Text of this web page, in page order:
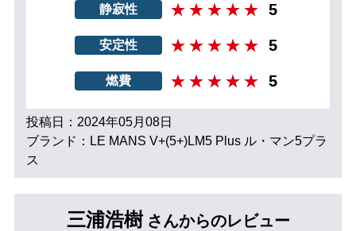
静寂性 5
安定性 5
燃費 5
投稿日：2024年05月08日
ブランド：LE MANS V+(5+)LM5 Plus ル・マン5プラ
ス
三浦浩樹 さんからのレビュー